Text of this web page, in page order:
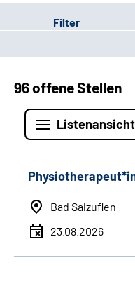
Filter
96 offene Stellen
Listenansicht
Bad Salzuflen
23.08.2026